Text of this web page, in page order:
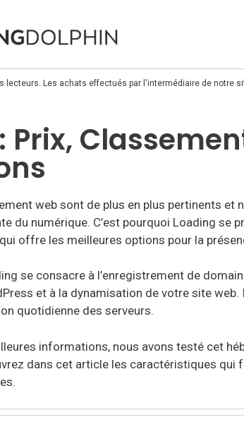
lecteurs. Les achats effectués par l'intermédiaire de notre
Prix,
web sont de plus en plus pertinents et
du numérique. C’est pourquoi Loading se
qui offre les meilleures options pour la
se consacre à l’enregistrement de
et à la dynamisation de votre site web.
quotidienne des serveurs.
informations, nous avons testé cet
dans cet article les caractéristiques qui